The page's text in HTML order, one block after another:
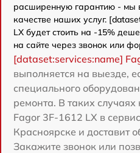
расширенную гарантию - мы
качестве наших услуг.
LX будет стоить на -15%
на сайте через звонок или
[dataset:services:name]
выполняется на выезде,
специального
ремонта. В таких
Fagor 3F-1612 LX в
Красноярске и доставит
Закажите звонок или